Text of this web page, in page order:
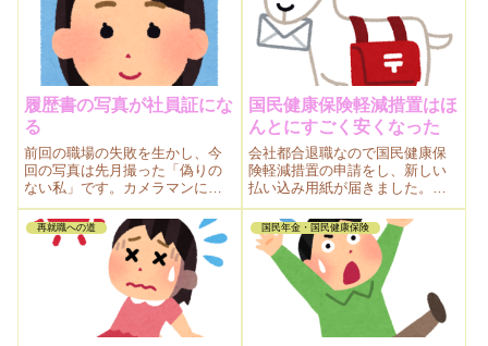
履歴書の写真が社員証にな
る
前回の職場の失敗を生かし、今
回の写真は先月撮った「偽りの
ない私」です。カメラマンに撮
ってもらって大正解でした。
国民健康保険軽減措置はほ
んとにすごく安くなった
会社都合退職なので国民健康保
険軽減措置の申請をし、新しい
払い込み用紙が届きました。あ
りがたい軽減。これなら払える
し安心して病院へも行ける！
再就職への道 国民年金・国民健康保険